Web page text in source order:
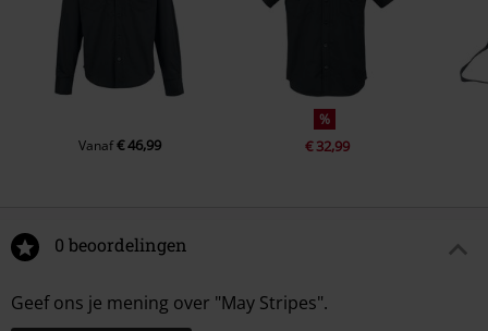
Vanaf€ 46,99
%
€ 32,99
0 beoordelingen
Geef ons je mening over "May Stripes".